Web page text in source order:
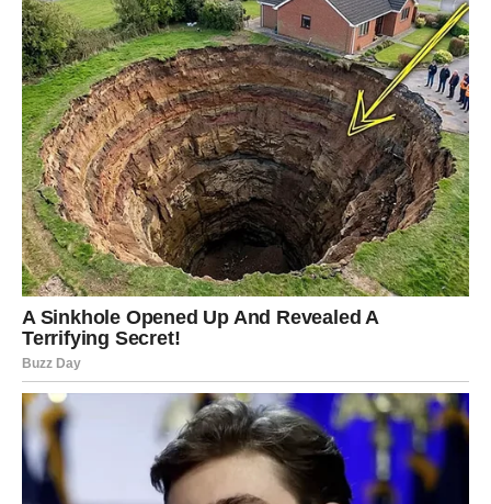
budući da se uvijek može pronaći dodatan posao ili iskoristiti
subvencije i krediti.
Andrašević kao mladom poduzetniku savjetuje da slijede svoje
snove i vjeruju u svoj uspjeh, jer uz uporan rad sve je moguće
postići.
Oglasi